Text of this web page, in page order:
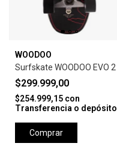
WOODOO
Surfskate WOODOO EVO 2
$299.999,00
$254.999,15 con
Transferencia o depósito
Comprar